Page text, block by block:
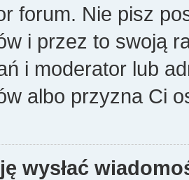
forum. Nie pisz
i przez to swoją
i moderator lub
albo przyzna Ci
wysłać